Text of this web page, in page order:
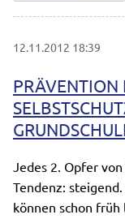
12.11.2012 18:39
PRÄVENTION
Jedes 2. Opfer
Tendenz:
können schon früh